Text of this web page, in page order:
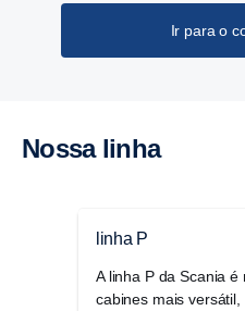
Ir para o
Nossa linha
linha P
A linha P da Scania é
cabines mais